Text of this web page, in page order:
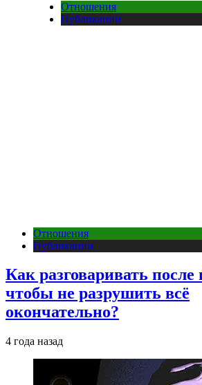
Отношения
Публикации
Отношения
Публикации
Как разговаривать
чтобы не разрушить всё
окончательно?
4 года назад